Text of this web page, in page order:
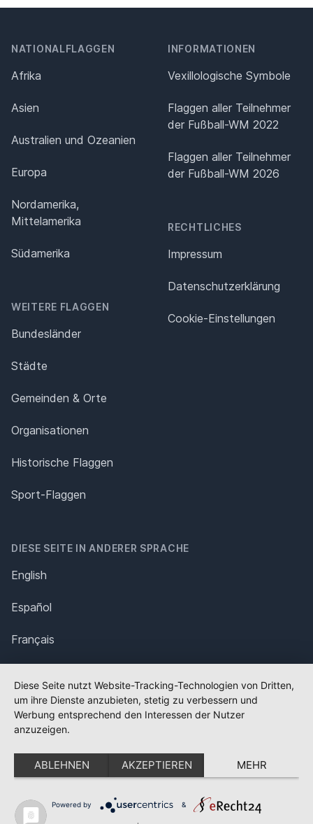
NATIONALFLAGGEN
Afrika
Asien
Australien und Ozeanien
Europa
Nordamerika,
Mittelamerika
Südamerika
WEITERE FLAGGEN
Bundesländer
Städte
Gemeinden & Orte
Organisationen
Historische Flaggen
Sport-Flaggen
INFORMATIONEN
Vexillologische Symbole
Flaggen aller Teilnehmer
der Fußball-WM 2022
Flaggen aller Teilnehmer
der Fußball-WM 2026
RECHTLICHES
Impressum
Datenschutz­erklärung
Cookie-Einstellungen
DIESE SEITE IN ANDERER SPRACHE
English
Español
Français
Polska
Português
Nederlands
Svenska
Diese Seite nutzt Website-Tracking-Technologien von Dritten,
um ihre Dienste anzubieten, stetig zu verbessern und
Werbung entsprechend den Interessen der Nutzer
anzuzeigen.
ABLEHNEN AKZEPTIEREN MEHR
Powered by &